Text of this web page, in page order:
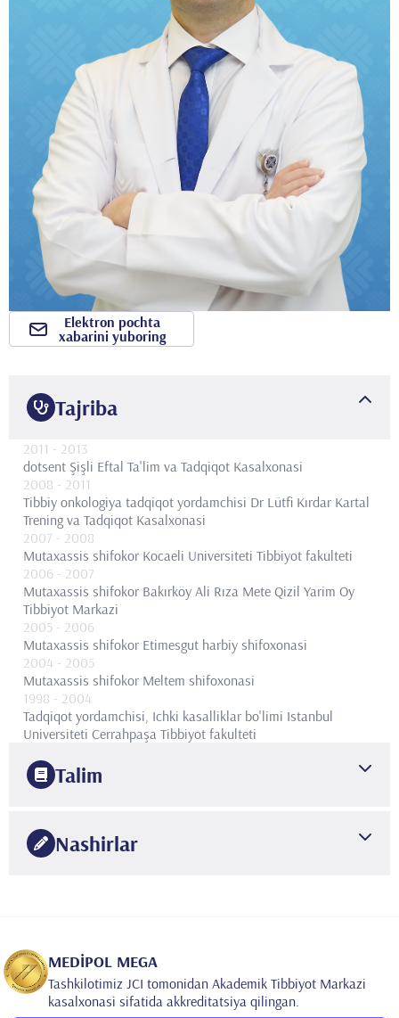
Tajriba
2011 - 2013
dotsent Şişli Eftal Ta'lim va Tadqiqot Kasalxonasi
2008 - 2011
Tibbiy onkologiya tadqiqot yordamchisi Dr Lütfi Kırdar Kartal
Trening va Tadqiqot Kasalxonasi
2007 - 2008
Mutaxassis shifokor Kocaeli Universiteti Tibbiyot fakulteti
2006 - 2007
Mutaxassis shifokor Bakırköy Ali Rıza Mete Qizil Yarim Oy
Tibbiyot Markazi
2005 - 2006
Mutaxassis shifokor Etimesgut harbiy shifoxonasi
2004 - 2005
Mutaxassis shifokor Meltem shifoxonasi
1998 - 2004
Tadqiqot yordamchisi, Ichki kasalliklar bo'limi Istanbul
Universiteti Cerrahpaşa Tibbiyot fakulteti
Talim
Istanbul universiteti
2011 Nashirlar
Elektron pochta
xabarini yuboring
MEDİPOL MEGA
Tashkilotimiz JCI tomonidan Akademik Tibbiyot Markazi
kasalxonasi sifatida akkreditatsiya qilingan.